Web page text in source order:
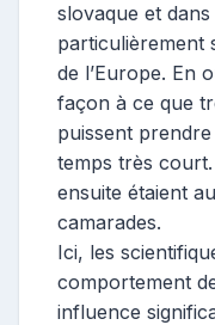
slovaque et
particulièrement
de l’Europe. En
façon à ce que
puissent
temps très
ensuite étaient
camarades.
Ici, les
comportement
influence